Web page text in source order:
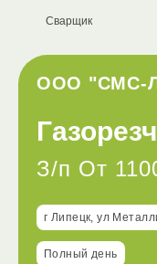
ООО "СМС-
Сварщик
З/п От
г Липецк, ул
Полный день